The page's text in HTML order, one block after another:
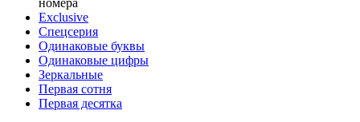
Exclusive
Спецсерия
Одинаковые буквы
Одинаковые цифры
Зеркальные
Первая сотня
Первая десятка